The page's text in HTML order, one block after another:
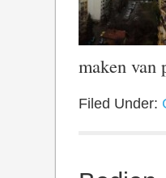
maken
Filed Under: